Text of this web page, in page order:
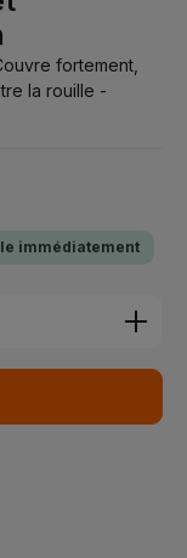
fortement,
la rouille -
immédiatement